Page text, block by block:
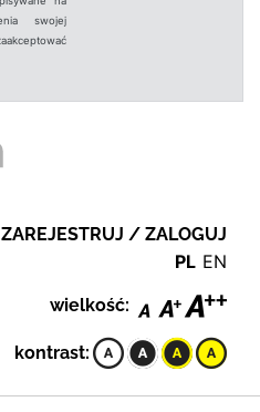
swojej
ZAREJESTRUJ / ZALOGUJ
PL EN
wielkość:
kontrast: